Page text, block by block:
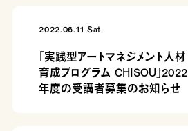
2022.06.11 Sat
「実践型アートマネジメント人材
育成プログラム CHISOU」2022
年度の受講者募集のお知らせ